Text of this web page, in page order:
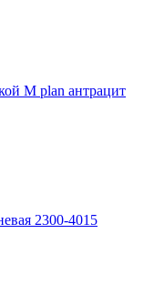
M plan антрацит
2300-4015